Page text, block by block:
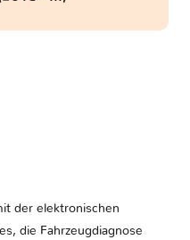
der elektronischen
die Fahrzeugdiagnose